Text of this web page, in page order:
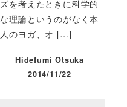
ズを考えたときに科学的
な理論というのがなく本
人のヨガ、オ […]
Hidefumi Otsuka
投稿日
2014/11/22